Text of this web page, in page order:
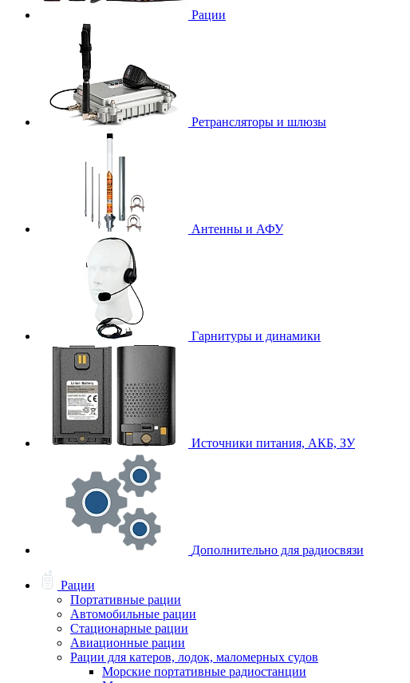
Рации
Ретрансляторы и шлюзы
Антенны и АФУ
Гарнитуры и динамики
Источники питания, АКБ, ЗУ
Дополнительно для радиосвязи
Рации
Портативные рации
Автомобильные рации
Стационарные рации
Авиационные рации
Рации для катеров, лодок, маломерных судов
Морские портативные радиостанции